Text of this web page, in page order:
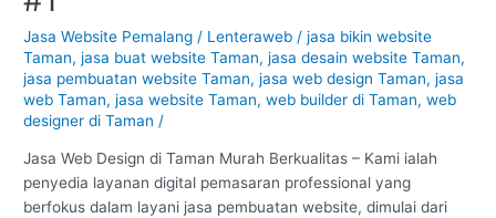
Jasa Website Pemalang / Lenteraweb /jasa bikin website
Taman,jasa buat website Taman,jasa desain website Taman,
jasa pembuatan website Taman,jasa web design Taman,jasa
web Taman,jasa website Taman,web builder di Taman,web
designer di Taman /
Jasa Web Design di Taman Murah Berkualitas – Kami ialah
penyedia layanan digital pemasaran professional yang
berfokus dalam layani jasa pembuatan website, dimulai dari
Taman
–
Pemalang
:
Murah
Berkualitas
#1